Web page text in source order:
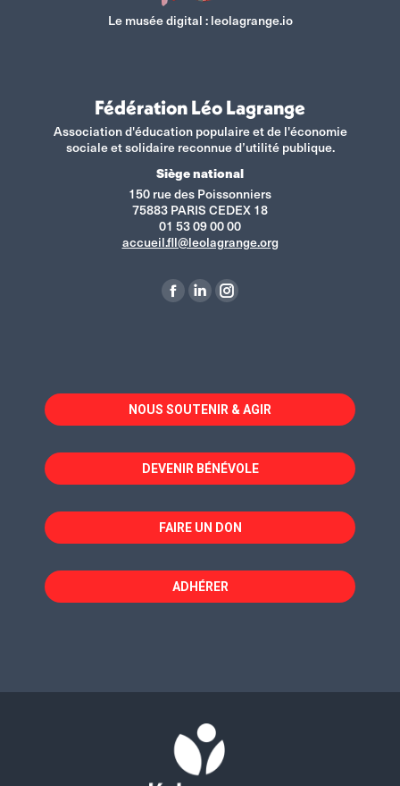
Le musée digital :leolagrange.io
Fédération Léo Lagrange
Association d'éducation populaire et de l'économie
sociale et solidaire reconnue d’utilité publique.
Siège national
150 rue des Poissonniers
75883 PARIS CEDEX 18
01 53 09 00 00
accueil.fll@leolagrange.org
La
dans
une
fenêtre
La
dans
une
fenêtre
La
dans
une
fenêtre
NOUS SOUTENIR & AGIR
DEVENIR BÉNÉVOLE
FAIRE UN DON
ADHÉRER